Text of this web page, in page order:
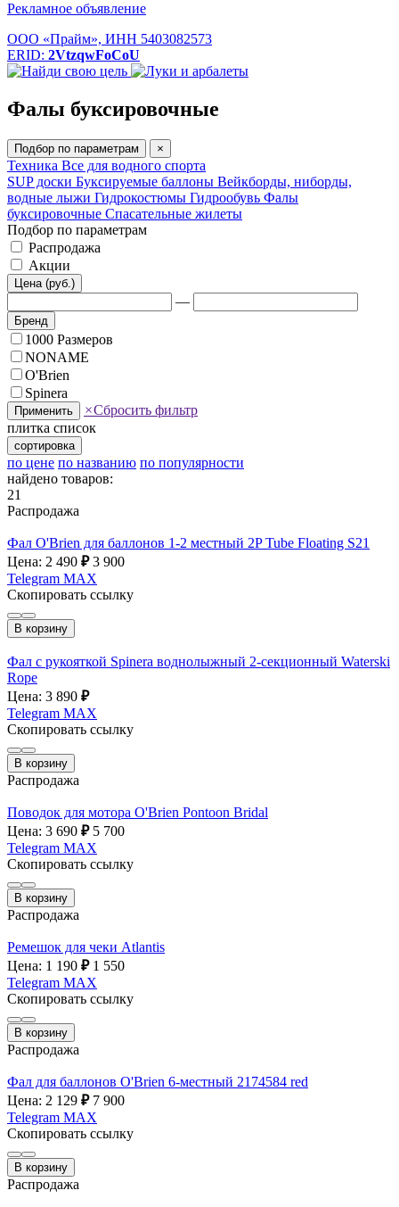
Рекламное объявление
ООО «Прайм», ИНН 5403082573
ERID: 2VtzqwFoCoU
Фалы буксировочные
Подбор по параметрам ×
Техника Все для водного спорта
SUP доски Буксируемые баллоны Вейкборды, ниборды,
водные лыжи Гидрокостюмы Гидрообувь Фалы
буксировочные Спасательные жилеты
Подбор по параметрам
Распродажа
Акции
Цена (руб.)
—
Бренд
1000 Размеров
NONAME
O'Brien
Spinera
Применить ×Сбросить фильтр
плитка список
сортировка
по цене по названию по популярности
найдено товаров:
21
Распродажа
Фал O'Brien для баллонов 1-2 местный 2P Tube Floating S21
Цена: 2 490 ₽ 3 900
Telegram MAX
Скопировать ссылку
В корзину
Фал с рукояткой Spinera воднолыжный 2-секционный Waterski
Rope
Цена: 3 890 ₽
Telegram MAX
Скопировать ссылку
В корзину
Распродажа
Поводок для мотора O'Brien Pontoon Bridal
Цена: 3 690 ₽ 5 700
Telegram MAX
Скопировать ссылку
В корзину
Распродажа
Ремешок для чеки Atlantis
Цена: 1 190 ₽ 1 550
Telegram MAX
Скопировать ссылку
В корзину
Распродажа
Фал для баллонов O'Brien 6-местный 2174584 red
Цена: 2 129 ₽ 7 900
Telegram MAX
Скопировать ссылку
В корзину
Распродажа